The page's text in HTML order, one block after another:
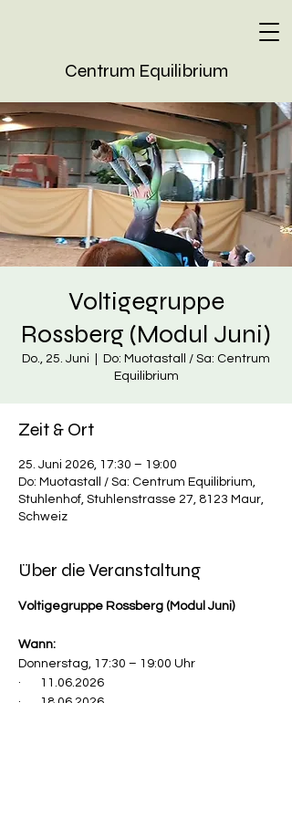
Centrum Equilibrium
Voltigegruppe
Rossberg (Modul Juni)
Do., 25. Juni
Do: Muotastall / Sa: Centrum
Equilibrium
Zeit & Ort
25. Juni 2026, 17:30 – 19:00
Do: Muotastall / Sa: Centrum Equilibrium,
Stuhlenhof, Stuhlenstrasse 27, 8123 Maur,
Schweiz
Über die Veranstaltung
Voltigegruppe Rossberg (Modul Juni)
Wann:
Donnerstag, 17:30 – 19:00 Uhr
·       11.06.2026
·       18.06.2026